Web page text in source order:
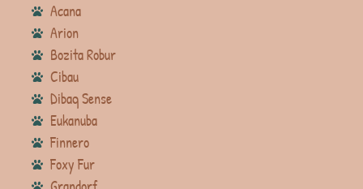
Acana
Arion
Bozita Robur
Cibau
Dibaq Sense
Eukanuba
Finnero
Foxy Fur